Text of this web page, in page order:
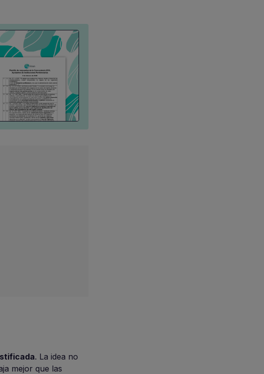
. La idea no
mejor que las